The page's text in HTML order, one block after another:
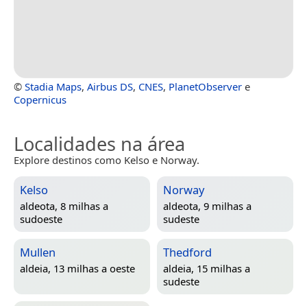
© Stadia Maps, Airbus DS, CNES, PlanetObserver e
Copernicus
Localidades na área
Explore destinos como Kelso e Norway.
Kelso
aldeota, 8 milhas a
sudoeste
Norway
aldeota, 9 milhas a
sudeste
Mullen
aldeia, 13 milhas a oeste
Thedford
aldeia, 15 milhas a
sudeste